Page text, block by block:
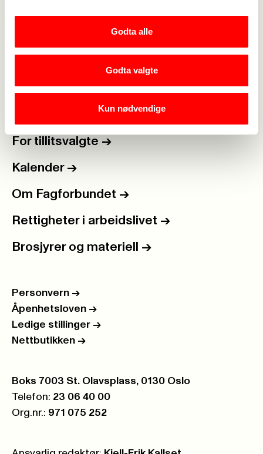
Godta alle
Godta valgte
Kun nødvendige
Lønn og tariff ->
For tillitsvalgte ->
Kalender ->
Om Fagforbundet ->
Rettigheter i arbeidslivet ->
Brosjyrer og materiell ->
Personvern ->
Åpenhetsloven ->
Ledige stillinger ->
Nettbutikken ->
Postboks:
Boks 7003 St. Olavsplass, 0130 Oslo
Telefon: 23 06 40 00
Org.nr.: 971 075 252